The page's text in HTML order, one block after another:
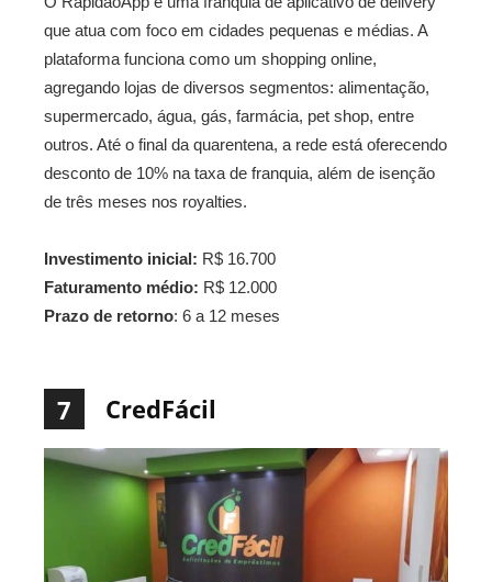
que atua com foco em cidades pequenas e médias. A
plataforma funciona como um shopping online,
agregando lojas de diversos segmentos: alimentação,
supermercado, água, gás, farmácia, pet shop, entre
outros. Até o final da quarentena, a rede está oferecendo
desconto de 10% na taxa de franquia, além de isenção
de três meses nos royalties.
Investimento inicial: R$ 16.700
Faturamento médio: R$ 12.000
Prazo de retorno: 6 a 12 meses
7 CredFácil